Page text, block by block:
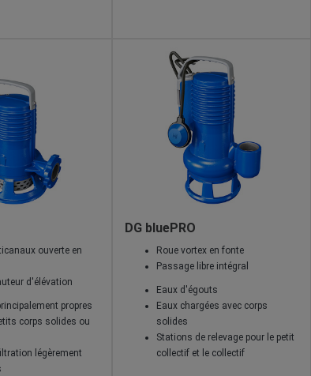
ouverte en
d'élévation
propres
corps solides ou
légèrement
DG bluePRO
Roue vortex en fonte
Passage libre intégral
Eaux d'égouts
Eaux chargées avec corps
solides
Stations de relevage pour le petit
collectif et le collectif